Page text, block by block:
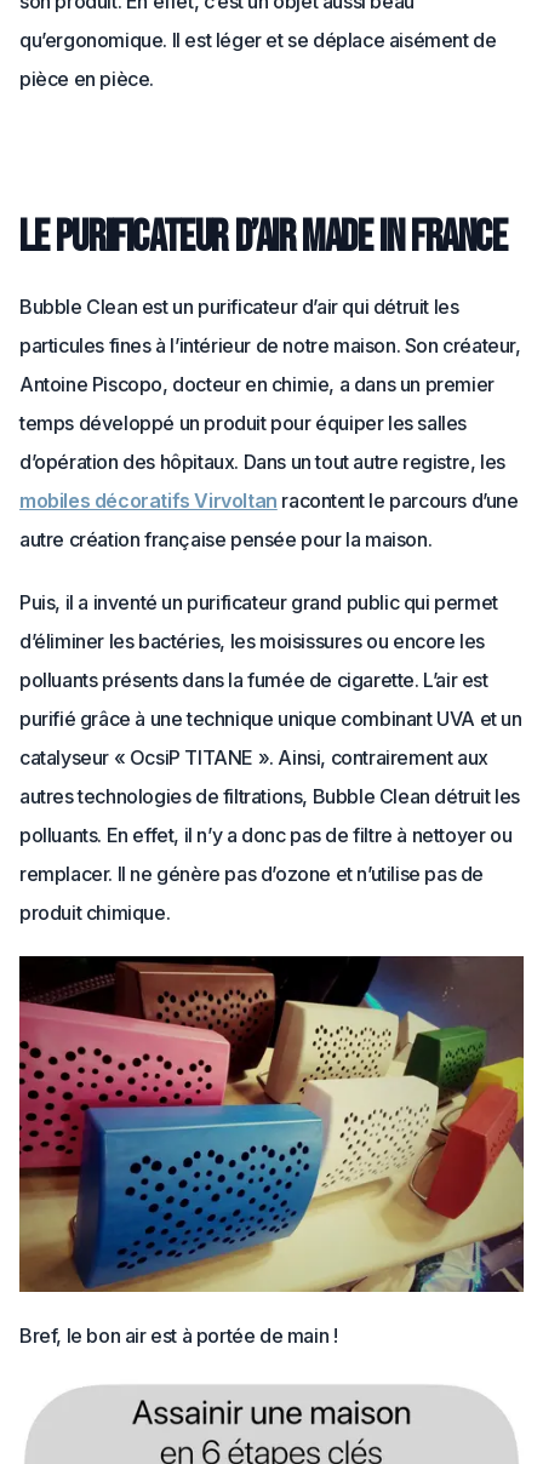
qu’ergonomique. Il est léger et se déplace aisément de
pièce en pièce.
Le purificateur d’air made in France
Bubble Clean est un purificateur d’air qui détruit les
particules fines à l’intérieur de notre maison. Son créateur,
Antoine Piscopo, docteur en chimie, a dans un premier
temps développé un produit pour équiper les salles
d’opération des hôpitaux. Dans un tout autre registre, les
mobiles décoratifs Virvoltan racontent le parcours d’une
autre création française pensée pour la maison.
Puis, il a inventé un purificateur grand public qui permet
d’éliminer les bactéries, les moisissures ou encore les
polluants présents dans la fumée de cigarette. L’air est
purifié grâce à une technique unique combinant UVA et un
catalyseur « OcsiP TITANE ». Ainsi, contrairement aux
autres technologies de filtrations, Bubble Clean détruit les
polluants. En effet, il n’y a donc pas de filtre à nettoyer ou
remplacer. Il ne génère pas d’ozone et n’utilise pas de
produit chimique.
Bref, le bon air est à portée de main !